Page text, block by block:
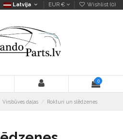
Latvija EUR € Wishlist (0)
0
Virsbūves daļas Rokturi un slēdzenes